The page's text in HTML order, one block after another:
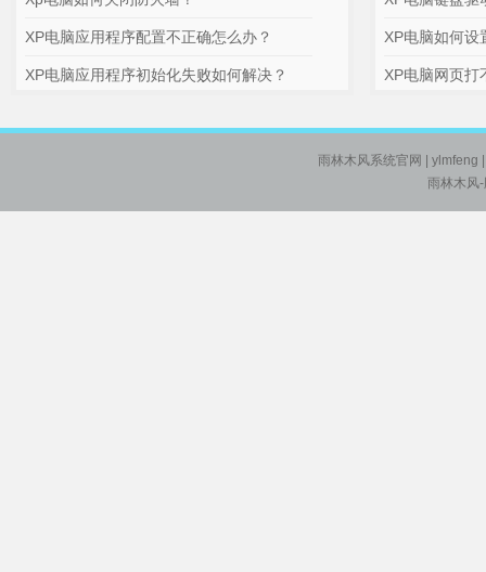
XP电脑应用程序配置不正确怎么办？
XP电脑应用程序初始化失败如何解决？
XP电脑如何设
XP电脑网页打
雨林木风系统官网
| ylmfeng
雨林木风